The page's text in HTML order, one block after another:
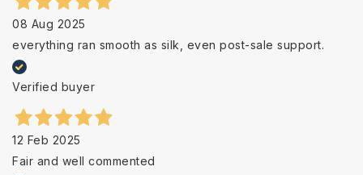
08 Aug 2025
everything ran smooth as silk, even post-sale support.
Verified buyer
12 Feb 2025
Fair and well commented